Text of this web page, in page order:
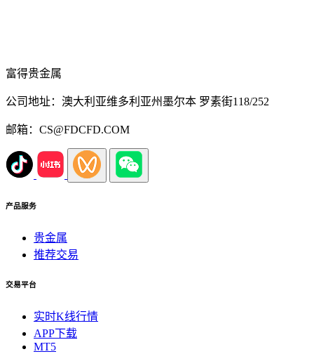
富得贵金属
公司地址：澳大利亚维多利亚州墨尔本 罗素街118/252
邮箱：CS@FDCFD.COM
产品服务
贵金属
推荐交易
交易平台
实时K线行情
APP下载
MT5